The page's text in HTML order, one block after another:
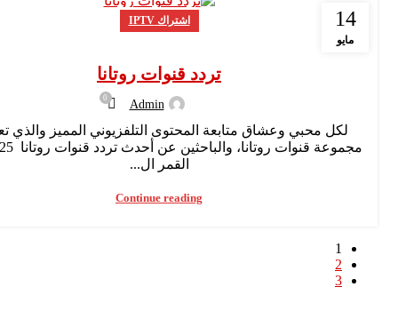
14
مايو
اشتراك IPTV
تردد قنوات روتانا
Admin
0
لكل محبي وعشاق متابعة المحتوى التلفزيوني المميز والذي
القمر ال...
Continue reading
1
2
3